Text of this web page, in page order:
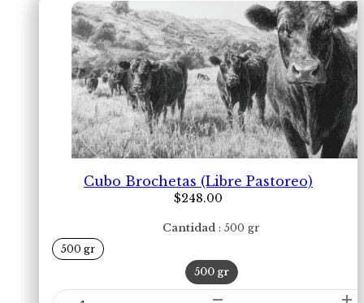
Cubo Brochetas (Libre Pastoreo)
$248.00
Cantidad 500 gr
500 gr
500 gr